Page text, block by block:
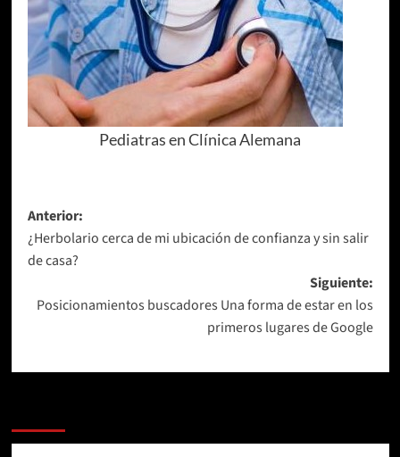
Pediatras en Clínica Alemana
Navegación
de
entradas
Anterior:
¿Herbolario cerca de mi ubicación de confianza y sin salir
de casa?
Siguiente:
Posicionamientos buscadores Una forma de estar en los
primeros lugares de Google